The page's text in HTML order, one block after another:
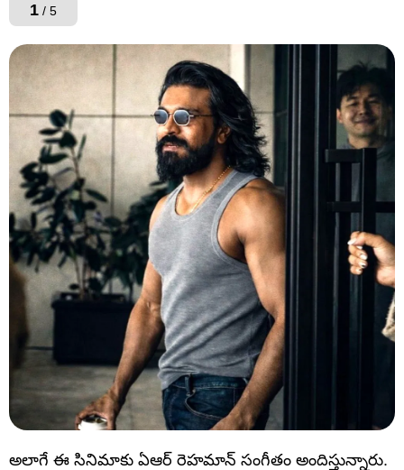
1 / 5
అలాగే ఈ సినిమాకు ఏఆర్ రెహమాన్ సంగీతం అందిస్తున్నారు.